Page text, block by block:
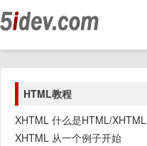
HTML教程
XHTML 什么是HTML/XHTML
XHTML 从一个例子开始